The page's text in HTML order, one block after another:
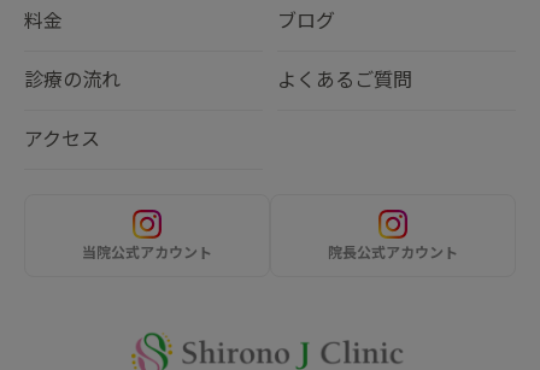
料金 ブログ
診療の流れ よくあるご質問
アクセス
当院公式アカウント 院長公式アカウント